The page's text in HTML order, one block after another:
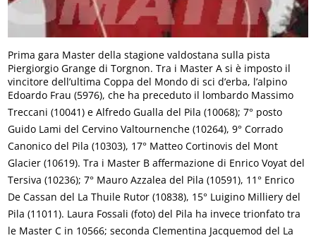
Prima gara Master della stagione valdostana sulla pista
Piergiorgio Grange di Torgnon. Tra i Master A si è imposto il
vincitore dell’ultima Coppa del Mondo di sci d’erba, l’alpino
Edoardo Frau (5976), che ha preceduto il lombardo Massimo
Treccani (10041) e Alfredo Gualla del Pila (10068); 7° posto
Guido Lami del Cervino Valtournenche (10264), 9° Corrado
Canonico del Pila (10303), 17° Matteo Cortinovis del Mont
Glacier (10619). Tra i Master B affermazione di Enrico Voyat del
Tersiva (10236); 7° Mauro Azzalea del Pila (10591), 11° Enrico
De Cassan del La Thuile Rutor (10838), 15° Luigino Milliery del
Pila (11011). Laura Fossali (foto) del Pila ha invece trionfato tra
le Master C in 10566; seconda Clementina Jacquemod del La